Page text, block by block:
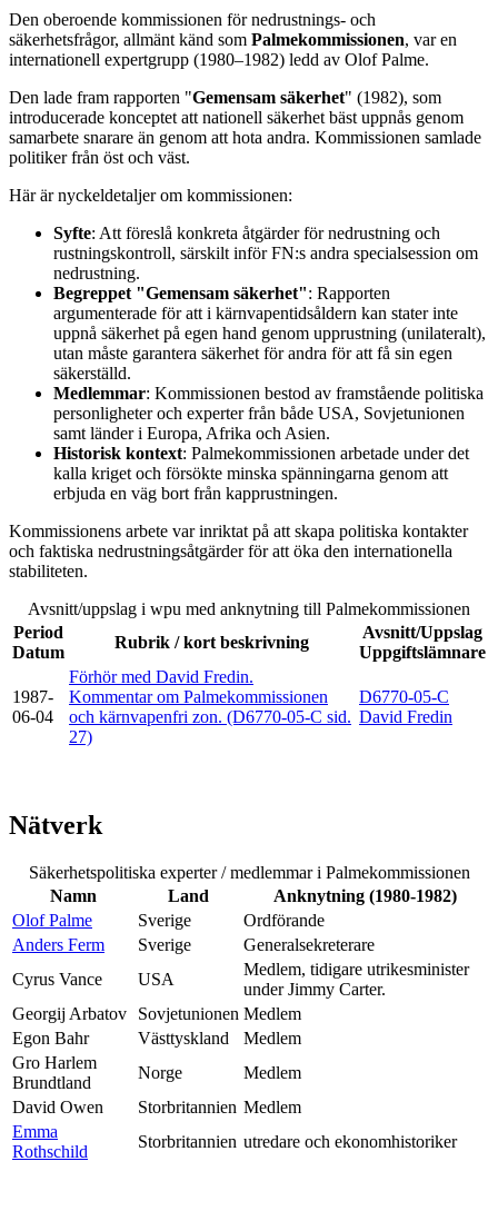
Den oberoende kommissionen för nedrustnings- och
säkerhetsfrågor, allmänt känd som Palmekommissionen, var en
internationell expertgrupp (1980–1982) ledd av Olof Palme.
Den lade fram rapporten "Gemensam säkerhet" (1982), som
introducerade konceptet att nationell säkerhet bäst uppnås genom
samarbete snarare än genom att hota andra. Kommissionen samlade
politiker från öst och väst.
Här är nyckeldetaljer om kommissionen:
Syfte: Att föreslå konkreta åtgärder för nedrustning och
rustningskontroll, särskilt inför FN:s andra specialsession om
nedrustning.
Begreppet "Gemensam säkerhet": Rapporten
argumenterade för att i kärnvapentidsåldern kan stater inte
uppnå säkerhet på egen hand genom upprustning (unilateralt),
utan måste garantera säkerhet för andra för att få sin egen
säkerställd.
Medlemmar: Kommissionen bestod av framstående politiska
personligheter och experter från både USA, Sovjetunionen
samt länder i Europa, Afrika och Asien.
Historisk kontext: Palmekommissionen arbetade under det
kalla kriget och försökte minska spänningarna genom att
erbjuda en väg bort från kapprustningen.
Kommissionens arbete var inriktat på att skapa politiska kontakter
och faktiska nedrustningsåtgärder för att öka den internationella
stabiliteten.
Avsnitt/uppslag i wpu med anknytning till Palmekommissionen
Period
Datum
Rubrik / kort beskrivning
Avsnitt/Uppslag
Uppgiftslämnare
1987-
06-04
Förhör med David Fredin.
Kommentar om Palmekommissionen
och kärnvapenfri zon. (D6770-05-C sid.
27)
D6770-05-C
David Fredin
Nätverk
Säkerhetspolitiska experter / medlemmar i Palmekommissionen
Namn
Land
Anknytning (1980-1982)
Olof Palme
Sverige
Ordförande
Anders Ferm
Sverige
Generalsekreterare
Cyrus Vance
USA
Medlem, tidigare utrikesminister
under Jimmy Carter.
Georgij Arbatov
Sovjetunionen Medlem
Egon Bahr
Västtyskland
Medlem
Gro Harlem
Brundtland
Norge
Medlem
David Owen
Storbritannien Medlem
Emma
Rothschild
Storbritannien utredare och ekonomhistoriker